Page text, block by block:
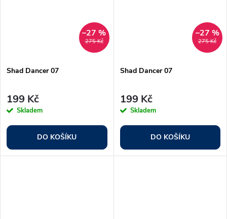
275 Kč
–27 %
Shad Dancer 07
199 Kč
Skladem
DO KOŠÍKU
275 Kč
–27 %
Shad Dancer 07
199 Kč
Skladem
DO KOŠÍKU